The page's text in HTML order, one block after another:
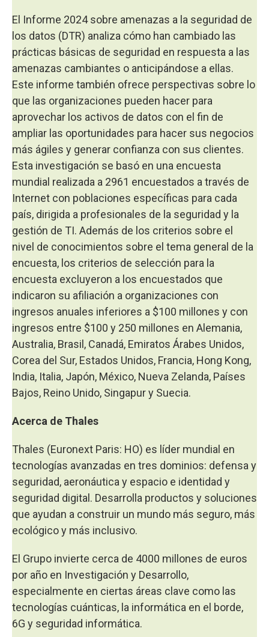
El Informe 2024 sobre amenazas a la seguridad de
los datos (DTR) analiza cómo han cambiado las
prácticas básicas de seguridad en respuesta a las
amenazas cambiantes o anticipándose a ellas.
Este informe también ofrece perspectivas sobre lo
que las organizaciones pueden hacer para
aprovechar los activos de datos con el fin de
ampliar las oportunidades para hacer sus negocios
más ágiles y generar confianza con sus clientes.
Esta investigación se basó en una encuesta
mundial realizada a 2961 encuestados a través de
Internet con poblaciones específicas para cada
país, dirigida a profesionales de la seguridad y la
gestión de TI. Además de los criterios sobre el
nivel de conocimientos sobre el tema general de la
encuesta, los criterios de selección para la
encuesta excluyeron a los encuestados que
indicaron su afiliación a organizaciones con
ingresos anuales inferiores a $100 millones y con
ingresos entre $100 y 250 millones en Alemania,
Australia, Brasil, Canadá, Emiratos Árabes Unidos,
Corea del Sur, Estados Unidos, Francia, Hong Kong,
India, Italia, Japón, México, Nueva Zelanda, Países
Bajos, Reino Unido, Singapur y Suecia.
Acerca de Thales
Thales (Euronext Paris: HO) es líder mundial en
tecnologías avanzadas en tres dominios: defensa y
seguridad, aeronáutica y espacio e identidad y
seguridad digital. Desarrolla productos y soluciones
que ayudan a construir un mundo más seguro, más
ecológico y más inclusivo.
El Grupo invierte cerca de 4000 millones de euros
por año en Investigación y Desarrollo,
especialmente en ciertas áreas clave como las
tecnologías cuánticas, la informática en el borde,
6G y seguridad informática.